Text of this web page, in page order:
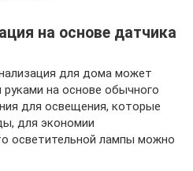
на основе датчика
для дома может
на основе обычного
для освещения, которые
для экономии
осветительной лампы можно